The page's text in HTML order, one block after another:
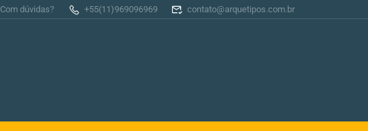
Com dúvidas? +55(11)969096969 contato@arquetipos.com.br